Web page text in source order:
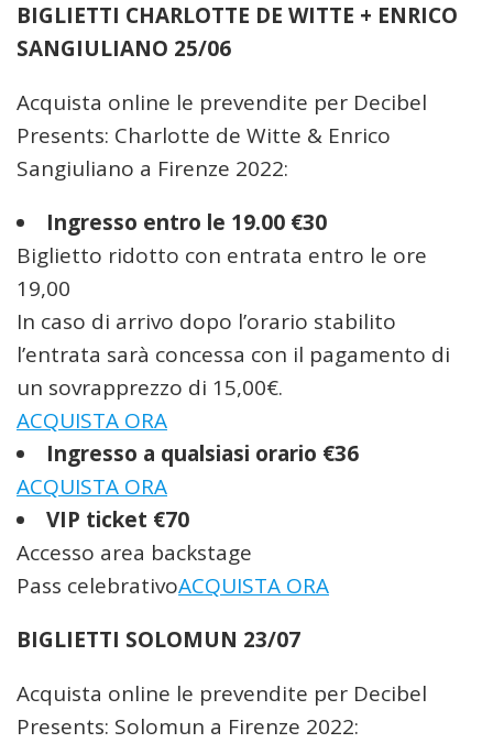
BIGLIETTI CHARLOTTE DE WITTE + ENRICO
SANGIULIANO 25/06
Acquista online le prevendite per Decibel
Presents: Charlotte de Witte & Enrico
Sangiuliano a Firenze 2022:
Ingresso entro le 19.00 €30
Biglietto ridotto con entrata entro le ore
19,00
In caso di arrivo dopo l’orario stabilito
l’entrata sarà concessa con il pagamento di
un sovrapprezzo di 15,00€.
ACQUISTA ORA
Ingresso a qualsiasi orario €36
ACQUISTA ORA
VIP ticket €70
Accesso area backstage
Pass celebrativoACQUISTA ORA
BIGLIETTI SOLOMUN 23/07
Acquista online le prevendite per Decibel
Presents: Solomun a Firenze 2022: